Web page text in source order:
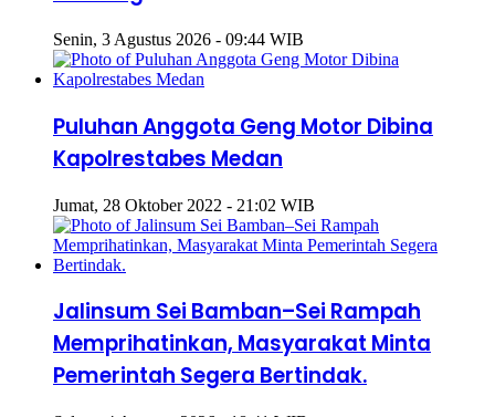
Senin, 3 Agustus 2026 - 09:44 WIB
Puluhan Anggota Geng Motor Dibina
Kapolrestabes Medan
Jumat, 28 Oktober 2022 - 21:02 WIB
Jalinsum Sei Bamban–Sei Rampah
Memprihatinkan, Masyarakat Minta
Pemerintah Segera Bertindak.